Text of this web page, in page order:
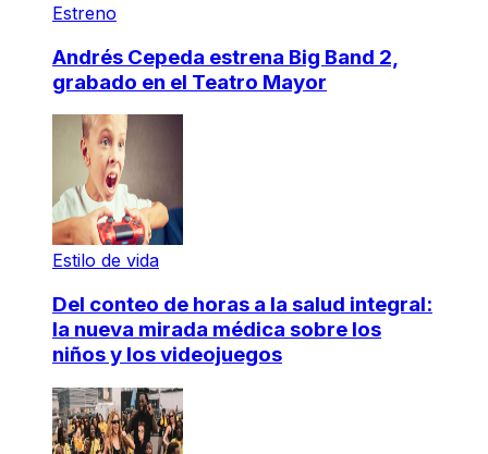
Estreno
Andrés Cepeda estrena Big Band 2,
grabado en el Teatro Mayor
Estilo de vida
Del conteo de horas a la salud integral:
la nueva mirada médica sobre los
niños y los videojuegos